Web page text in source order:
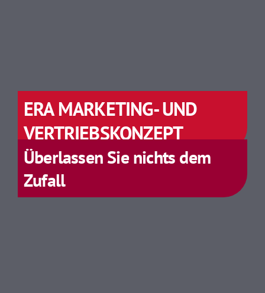
ERA MARKETING- UND
VERTRIEBSKONZEPT
Überlassen Sie nichts dem
Zufall